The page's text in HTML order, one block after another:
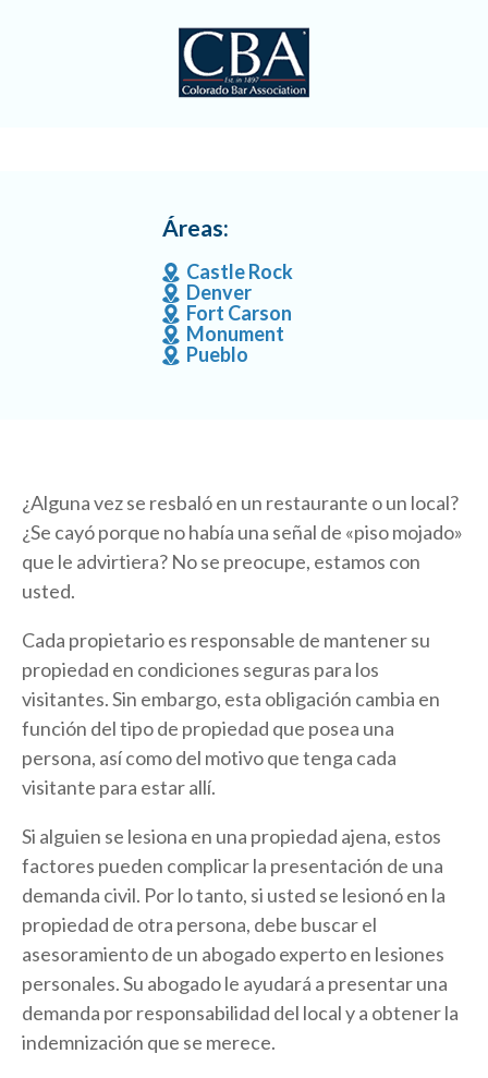
Áreas:
Castle Rock
Denver
Fort Carson
Monument
Pueblo
¿Alguna vez se resbaló en un restaurante o un local?
¿Se cayó porque no había una señal de «piso mojado»
que le advirtiera? No se preocupe, estamos con
usted.
Cada propietario es responsable de mantener su
propiedad en condiciones seguras para los
visitantes. Sin embargo, esta obligación cambia en
función del tipo de propiedad que posea una
persona, así como del motivo que tenga cada
visitante para estar allí.
Si alguien se lesiona en una propiedad ajena, estos
factores pueden complicar la presentación de una
demanda civil. Por lo tanto, si usted se lesionó en la
propiedad de otra persona, debe buscar el
asesoramiento de un abogado experto en lesiones
personales. Su abogado le ayudará a presentar una
demanda por responsabilidad del local y a obtener la
indemnización que se merece.